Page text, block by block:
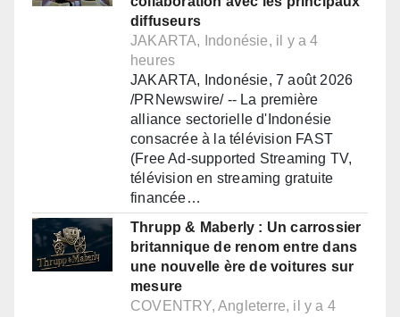
diffuseurs
JAKARTA, Indonésie, il y a 4
heures
JAKARTA, Indonésie, 7 août 2026
/PRNewswire/ -- La première
alliance sectorielle d'Indonésie
consacrée à la télévision FAST
(Free Ad-supported Streaming TV,
télévision en streaming gratuite
financée…
Thrupp & Maberly : Un carrossier
britannique de renom entre dans
une nouvelle ère de voitures sur
mesure
COVENTRY, Angleterre, il y a 4